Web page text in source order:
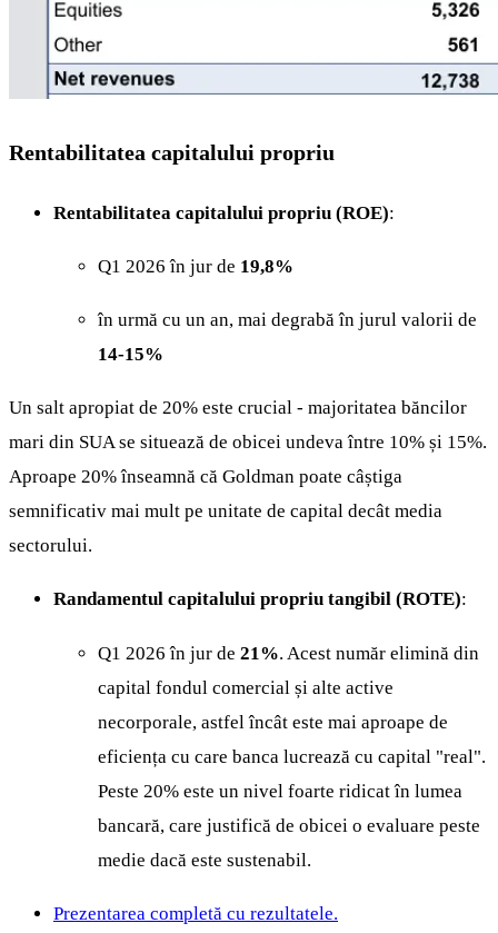
Rentabilitatea capitalului propriu
Rentabilitatea capitalului propriu (ROE):
Q1 2026 în jur de 19,8%
în urmă cu un an, mai degrabă în jurul valorii de
14-15%
Un salt apropiat de 20% este crucial - majoritatea băncilor
mari din SUA se situează de obicei undeva între 10% și 15%.
Aproape 20% înseamnă că Goldman poate câștiga
semnificativ mai mult pe unitate de capital decât media
sectorului.
Randamentul capitalului propriu tangibil (ROTE):
Q1 2026 în jur de 21%. Acest număr elimină din
capital fondul comercial și alte active
necorporale, astfel încât este mai aproape de
eficiența cu care banca lucrează cu capital "real".
Peste 20% este un nivel foarte ridicat în lumea
bancară, care justifică de obicei o evaluare peste
medie dacă este sustenabil.
Prezentarea completă cu rezultatele.